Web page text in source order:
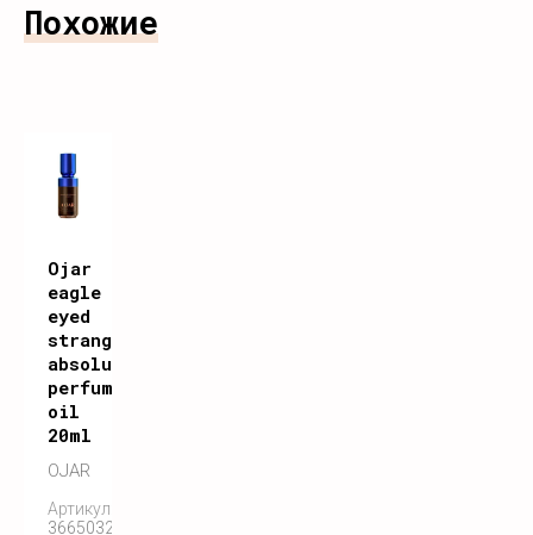
Похожие
Ojar
eagle
eyed
stranger
absolute
perfume
oil
20ml
OJAR
Артикул:
3665032004722